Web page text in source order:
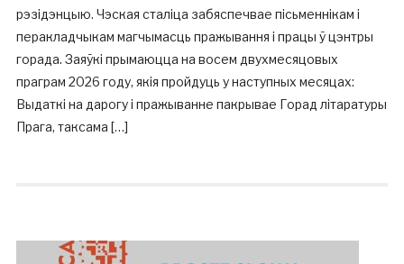
рэзідэнцыю. Чэская сталіца забяспечвае пісьменнікам і
перакладчыкам магчымасць пражывання і працы ў цэнтры
горада. Заяўкі прымаюцца на восем двухмесяцовых
праграм 2026 году, якія пройдуць у наступных месяцах:
Выдаткі на дарогу і пражыванне пакрывае Горад літаратуры
Прага, таксама […]